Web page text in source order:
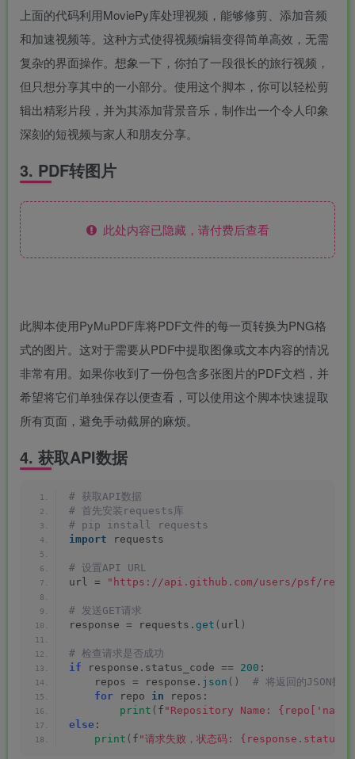
指乎
乐器
￥0.00
鹿头
蛇
￥0.00
陈家
客栈
￥1.00
上面的代码利用MoviePy库处理视频，能够修剪、添加音频
和加速视频等。这种方式使得视频编辑变得简单高效，无需
复杂的界面操作。想象一下，你拍了一段很长的旅行视频，
但只想分享其中的一小部分。使用这个脚本，你可以轻松剪
辑出精彩片段，并为其添加背景音乐，制作出一个令人印象
深刻的短视频与家人和朋友分享。
3. PDF转图片
此处内容已隐藏，请付费后查看
此脚本使用PyMuPDF库将PDF文件的每一页转换为PNG格
式的图片。这对于需要从PDF中提取图像或文本内容的情况
非常有用。如果你收到了一份包含多张图片的PDF文档，并
希望将它们单独保存以便查看，可以使用这个脚本快速提取
所有页面，避免手动截屏的麻烦。
4. 获取API数据
# 获取API数据
# 首先安装requests库
# pip install requests
import requests
# 设置API URL
url =
"https://api.github.com/users/psf/
# 发送GET请求
response = requests. get ( url )
# 检查请求是否成功
if response.status_code == 200 :
    repos = response.
json ()
# 将返回的JSON数
for repo in repos:
print ( f "Repository Name:
else :
print ( f "请求失败，状态码: